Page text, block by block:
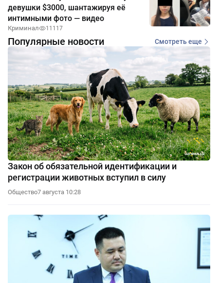
девушки $3000, шантажируя её
интимными фото — видео
Криминал 11117
Популярные новости Смотреть еще
Закон об обязательной идентификации и
регистрации животных вступил в силу
Общество7 августа 10:28